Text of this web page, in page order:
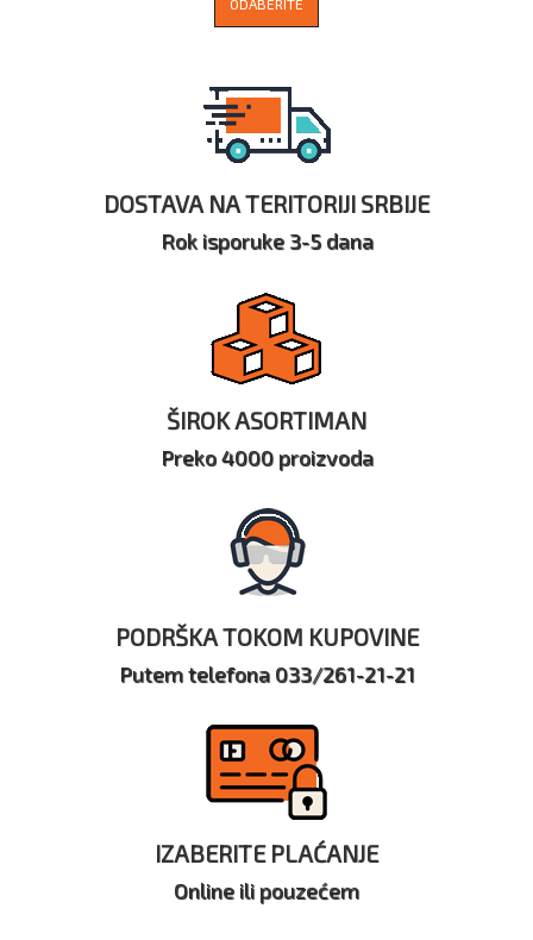
ODABERITE
DOSTAVA NA TERITORIJI SRBIJE
Rok isporuke 3-5 dana
ŠIROK ASORTIMAN
Preko 4000 proizvoda
PODRŠKA TOKOM KUPOVINE
Putem telefona 033/261-21-21
IZABERITE PLAĆANJE
Online ili pouzećem